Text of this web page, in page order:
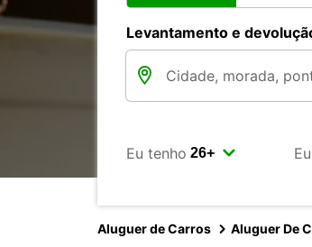
Levantamento e
Eu tenho
Aluguer de Carros Aluguer De